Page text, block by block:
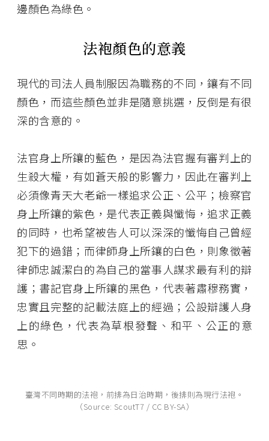
邊顏色為綠色。
法袍顏色的意義
現代的司法人員制服因為職務的不同，鑲有不同
顏色，而這些顏色並非是隨意挑選，反倒是有很
深的含意的。
法官身上所鑲的藍色，是因為法官握有審判上的
生殺大權，有如蒼天般的影響力，因此在審判上
必須像青天大老爺一樣追求公正、公平；檢察官
身上所鑲的紫色，是代表正義與懺悔，追求正義
的同時，也希望被告人可以深深的懺悔自己曾經
犯下的過錯；而律師身上所鑲的白色，則象徵著
律師忠誠潔白的為自己的當事人謀求最有利的辯
護；書記官身上所鑲的黑色，代表著肅穆務實，
忠實且完整的記載法庭上的經過；公設辯護人身
上的綠色，代表為草根發聲、和平、公正的意
思。
臺灣不同時期的法袍，前排為日治時期，後排則為現行法袍。
（Source: ScoutT7 / CC BY-SA）